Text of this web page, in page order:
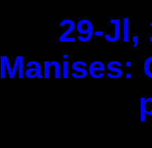
29-Jl,
Manises: